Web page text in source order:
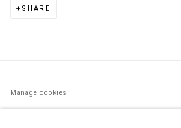
SHARE
Manage cookies